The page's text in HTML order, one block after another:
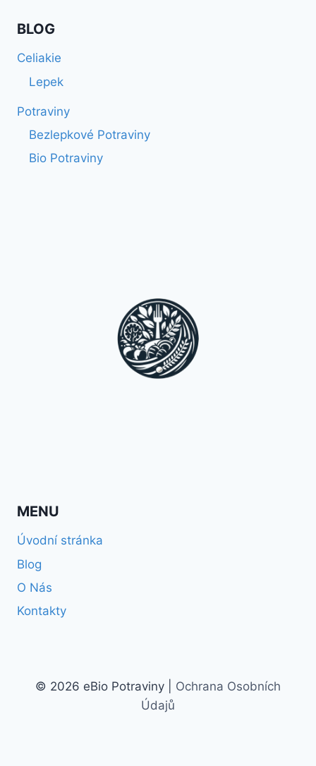
BLOG
Celiakie
Lepek
Potraviny
Bezlepkové Potraviny
Bio Potraviny
MENU
Úvodní stránka
Blog
O Nás
Kontakty
© 2026 eBio Potraviny | Ochrana Osobních
Údajů